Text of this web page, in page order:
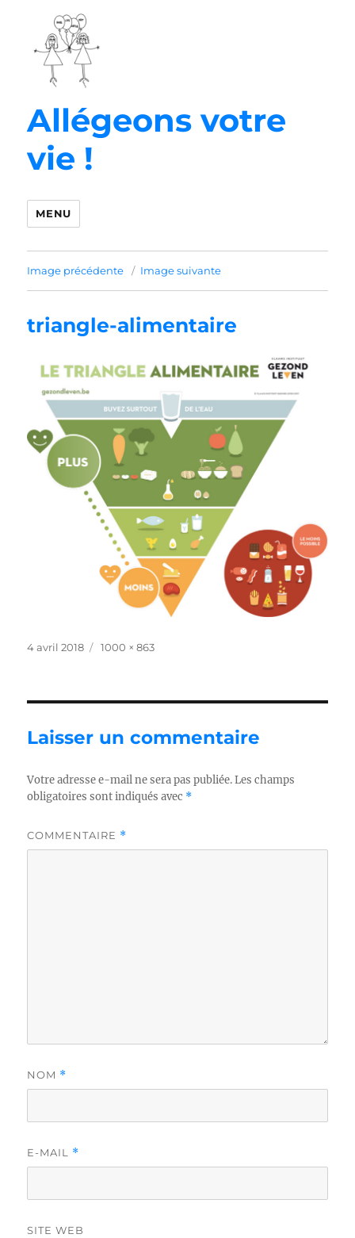
Allégeons votre
vie !
MENU
Image précédente Image suivante
triangle-alimentaire
Publié
4 avril 2018
Taille
1000 × 863
Laisser un commentaire
Votre adresse e-mail ne sera pas publiée. Les champs
obligatoires sont indiqués avec *
COMMENTAIRE *
NOM *
E-MAIL *
SITE WEB